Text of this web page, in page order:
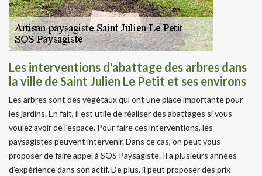
Les interventions d'abattage des arbres dans
la ville de Saint Julien Le Petit et ses environs
Les arbres sont des végétaux qui ont une place importante pour
les jardins. En fait, il est utile de réaliser des abattages si vous
voulez avoir de l'espace. Pour faire ces interventions, les
paysagistes peuvent intervenir. Dans ce cas, on peut vous
proposer de faire appel à SOS Paysagiste. Il a plusieurs années
d'expérience dans son actif. De plus, il peut proposer des prix